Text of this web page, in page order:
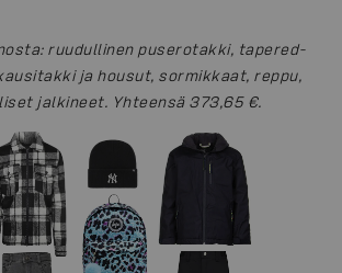
ruudullinen puserotakki, tapered-
ja housut, sormikkaat, reppu,
jalkineet. Yhteensä 373,65 €.